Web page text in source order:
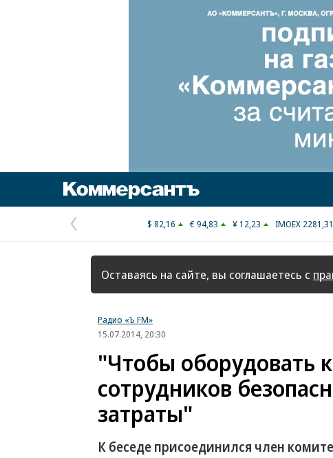
Предыдущая
страница
$ 82,16 € 94,83 ¥ 12,23 IMOEX 2281,31
Оставаясь на сайте, вы соглашаетесь с
Радио «Ъ FM»
15.07.2014, 20:30
"Чтобы оборудовать
сотрудников
затраты"
К беседе присоединился член